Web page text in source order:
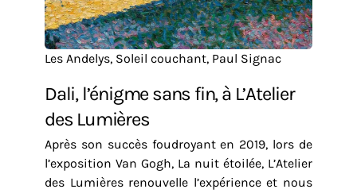
Les Andelys, Soleil couchant, Paul Signac
Dali, l’énigme sans fin, à L’Atelier
des Lumières
Après son succès foudroyant en 2019, lors de
l’exposition Van Gogh, La nuit étoilée, L’Atelier
des Lumières renouvelle l’expérience et nous